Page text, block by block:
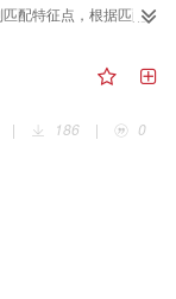
配特征点，根据匹配
实现快速任意视点图
据，生成的光线空间数
| 186 | 0